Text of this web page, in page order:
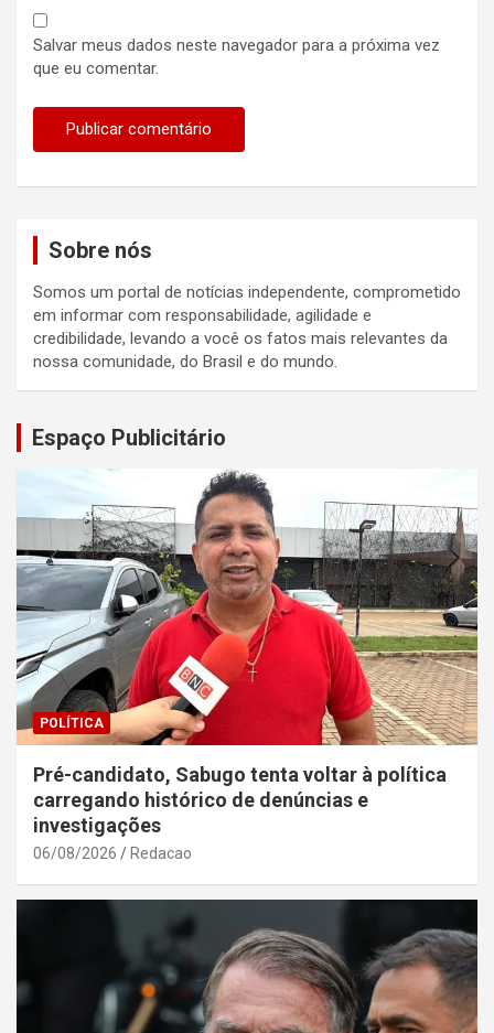
Salvar meus dados neste navegador para a próxima vez
que eu comentar.
Sobre nós
Somos um portal de notícias independente, comprometido
em informar com responsabilidade, agilidade e
credibilidade, levando a você os fatos mais relevantes da
nossa comunidade, do Brasil e do mundo.
Espaço Publicitário
POLÍTICA
Pré-candidato, Sabugo tenta voltar à política
carregando histórico de denúncias e
investigações
06/08/2026 Redacao